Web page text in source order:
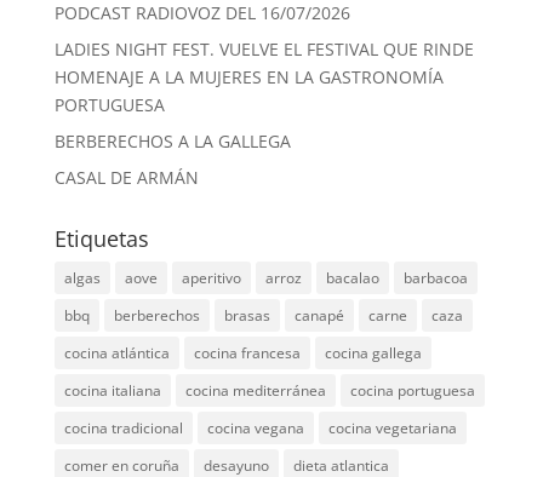
PODCAST RADIOVOZ DEL 16/07/2026
LADIES NIGHT FEST. VUELVE EL FESTIVAL QUE RINDE
HOMENAJE A LA MUJERES EN LA GASTRONOMÍA
PORTUGUESA
BERBERECHOS A LA GALLEGA
CASAL DE ARMÁN
Etiquetas
algas aove aperitivo arroz bacalao
barbacoa
bbq
berberechos brasas canapé carne
caza
cocina atlántica
cocina francesa
cocina gallega
cocina italiana
cocina mediterránea
cocina portuguesa
cocina tradicional
cocina vegana
cocina vegetariana
comer en coruña
desayuno
dieta atlantica